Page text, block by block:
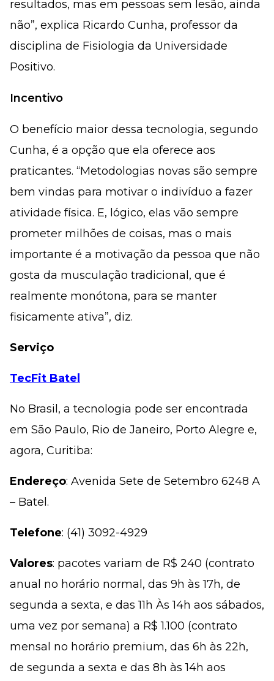
resultados, mas em pessoas sem lesão, ainda
não”, explica Ricardo Cunha, professor da
disciplina de Fisiologia da Universidade
Positivo.
Incentivo
O benefício maior dessa tecnologia, segundo
Cunha, é a opção que ela oferece aos
praticantes. “Metodologias novas são sempre
bem vindas para motivar o indivíduo a fazer
atividade física. E, lógico, elas vão sempre
prometer milhões de coisas, mas o mais
importante é a motivação da pessoa que não
gosta da musculação tradicional, que é
realmente monótona, para se manter
fisicamente ativa”, diz.
Serviço
TecFit Batel
No Brasil, a tecnologia pode ser encontrada
em São Paulo, Rio de Janeiro, Porto Alegre e,
agora, Curitiba:
Endereço: Avenida Sete de Setembro 6248 A
– Batel.
Telefone: (41) 3092-4929
Valores: pacotes variam de R$ 240 (contrato
anual no horário normal, das 9h às 17h, de
segunda a sexta, e das 11h Às 14h aos sábados,
uma vez por semana) a R$ 1.100 (contrato
mensal no horário premium, das 6h às 22h,
de segunda a sexta e das 8h às 14h aos